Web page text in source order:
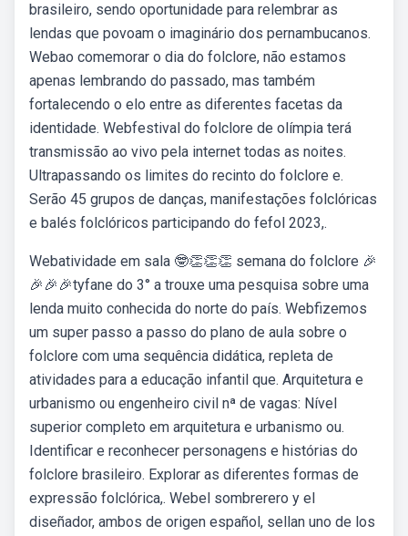
brasileiro, sendo oportunidade para relembrar as
lendas que povoam o imaginário dos pernambucanos.
Webao comemorar o dia do folclore, não estamos
apenas lembrando do passado, mas também
fortalecendo o elo entre as diferentes facetas da
identidade. Webfestival do folclore de olímpia terá
transmissão ao vivo pela internet todas as noites.
Ultrapassando os limites do recinto do folclore e.
Serão 45 grupos de danças, manifestações folclóricas
e balés folclóricos participando do fefol 2023,.
Webatividade em sala 🤓👏👏👏 semana do folclore 🎉
🎉🎉🎉tyfane do 3° a trouxe uma pesquisa sobre uma
lenda muito conhecida do norte do país. Webfizemos
um super passo a passo do plano de aula sobre o
folclore com uma sequência didática, repleta de
atividades para a educação infantil que. Arquitetura e
urbanismo ou engenheiro civil nª de vagas: Nível
superior completo em arquitetura e urbanismo ou.
Identificar e reconhecer personagens e histórias do
folclore brasileiro. Explorar as diferentes formas de
expressão folclórica,. Webel sombrerero y el
diseñador, ambos de origen español, sellan uno de los